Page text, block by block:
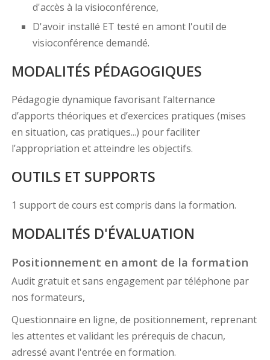
d'accès à la visioconférence,
D'avoir installé ET testé en amont l'outil de
visioconférence demandé.
MODALITÉS PÉDAGOGIQUES
Pédagogie dynamique favorisant l’alternance
d’apports théoriques et d’exercices pratiques (mises
en situation, cas pratiques...) pour faciliter
l’appropriation et atteindre les objectifs.
OUTILS ET SUPPORTS
1 support de cours est compris dans la formation.
MODALITÉS D'ÉVALUATION
Positionnement en amont de la formation
Audit gratuit et sans engagement par téléphone par
nos formateurs,
Questionnaire en ligne, de positionnement, reprenant
les attentes et validant les prérequis de chacun,
adressé avant l'entrée en formation.